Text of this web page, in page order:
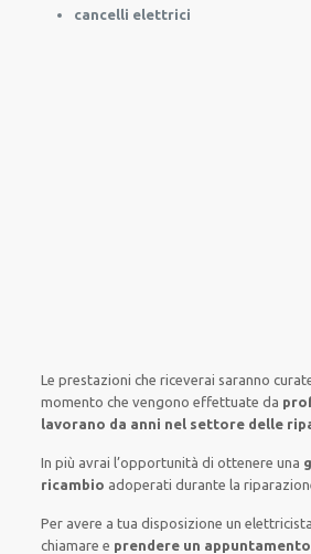
cancelli elettrici
Le prestazioni che riceverai saranno
momento che vengono effettuate da
lavorano da anni nel settore delle
In più avrai l’opportunità diottenere una
ricambio adoperati durante la
Per avere a tua disposizione un
chiamare e prendere un